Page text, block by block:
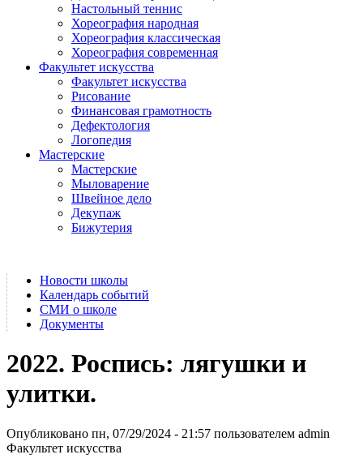
Настольный теннис
Хореография народная
Хореография классическая
Хореография современная
Факультет искусства
Факультет искусства
Рисование
Финансовая грамотность
Дефектология
Логопедия
Мастерские
Мастерские
Мыловарение
Швейное дело
Декупаж
Бижутерия
Новости школы
Календарь событий
СМИ о школе
Документы
2022. Роспись: лягушки и
улитки.
Опубликовано пн, 07/29/2024 - 21:57 пользователем admin
Факультет искусства